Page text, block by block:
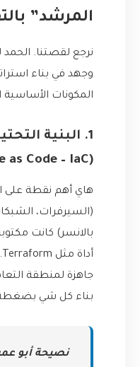
المرشد”
نرجع لقصتنا.
المكونات الأساسية
1. البنية
(Infrastructure as Code – IaC)
هاي أهم نقطة على
(السيرفرات،
بالانسر) كانت
بناء كل شي بضغطة
نصيحة أبو